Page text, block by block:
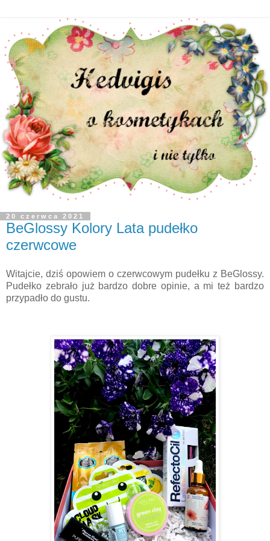
20 czerwca 2021
BeGlossy Kolory Lata pudełko
czerwcowe
Witajcie, dziś opowiem o czerwcowym pudełku z BeGlossy.
Pudełko zebrało już bardzo dobre opinie, a mi też bardzo
przypadło do gustu.